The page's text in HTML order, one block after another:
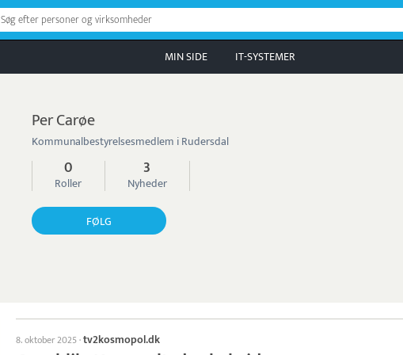
Søg efter personer og virksomheder
MIN SIDE IT-SYSTEMER
Per Carøe
Kommunalbestyrelsesmedlem i Rudersdal
0
Roller
3
Nyheder
FØLG
8. oktober 2025·tv2kosmopol.dk